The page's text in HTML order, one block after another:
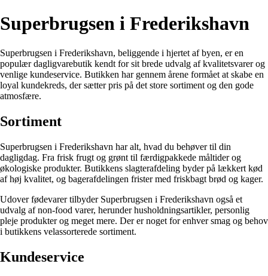
Superbrugsen i Frederikshavn
Superbrugsen i Frederikshavn, beliggende i hjertet af byen, er en
populær dagligvarebutik kendt for sit brede udvalg af kvalitetsvarer og
venlige kundeservice. Butikken har gennem årene formået at skabe en
loyal kundekreds, der sætter pris på det store sortiment og den gode
atmosfære.
Sortiment
Superbrugsen i Frederikshavn har alt, hvad du behøver til din
dagligdag. Fra frisk frugt og grønt til færdigpakkede måltider og
økologiske produkter. Butikkens slagterafdeling byder på lækkert kød
af høj kvalitet, og bagerafdelingen frister med friskbagt brød og kager.
Udover fødevarer tilbyder Superbrugsen i Frederikshavn også et
udvalg af non-food varer, herunder husholdningsartikler, personlig
pleje produkter og meget mere. Der er noget for enhver smag og behov
i butikkens velassorterede sortiment.
Kundeservice